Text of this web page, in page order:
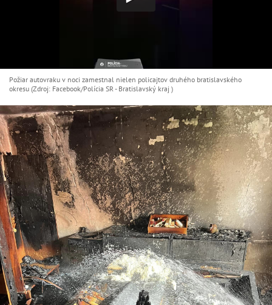
Požiar autovraku v noci zamestnal nielen policajtov druhého bratislavského
okresu (Zdroj: Facebook/Polícia SR - Bratislavský kraj )